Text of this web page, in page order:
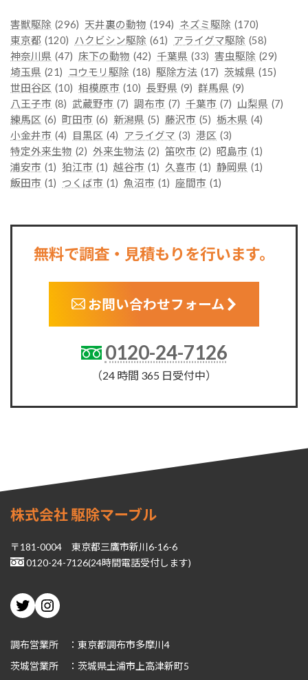
害獣駆除 (296) 天井裏の動物 (194) ネズミ駆除 (170)
東京都 (120) ハクビシン駆除 (61) アライグマ駆除 (58)
神奈川県 (47) 床下の動物 (42) 千葉県 (33) 害虫駆除 (29)
埼玉県 (21) コウモリ駆除 (18) 駆除方法 (17) 茨城県 (15)
世田谷区 (10) 相模原市 (10) 長野県 (9) 群馬県 (9)
八王子市 (8) 武蔵野市 (7) 調布市 (7) 千葉市 (7) 山梨県 (7)
練馬区 (6) 町田市 (6) 新潟県 (5) 藤沢市 (5) 栃木県 (4)
小金井市 (4) 目黒区 (4) アライグマ (3) 港区 (3)
特定外来生物 (2) 外来生物法 (2) 笛吹市 (2) 昭島市 (1)
浦安市 (1) 狛江市 (1) 越谷市 (1) 久喜市 (1) 静岡県 (1)
飯田市 (1) つくば市 (1) 魚沼市 (1) 座間市 (1)
無料で調査・見積もりを行います。
お問い合わせフォーム
0120-24-7126
（24 時間 365 日受付中）
株式会社 駆除マーブル
〒181-0004 東京都三鷹市新川6-16-6
0120-24-7126(24時間電話受付します)
TwitterInstagram
調布営業所 ：東京都調布市多摩川4
茨城営業所 ：茨城県土浦市上高津新町5